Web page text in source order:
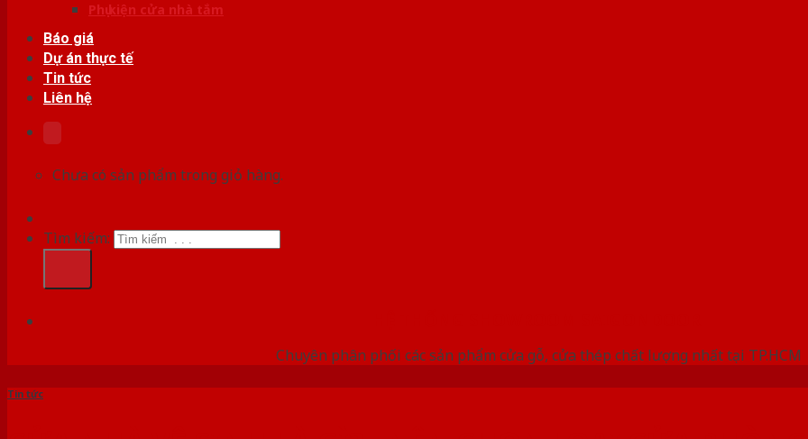
Phụ kiện cửa nhà tắm
Báo giá
Dự án thực tế
Tin tức
Liên hệ
Chưa có sản phẩm trong giỏ hàng.
Tìm kiếm:
Chuyên phân phối các sản phẩm cửa gỗ, cửa thép chất lượng nhất tại TP.HCM
Tin tức